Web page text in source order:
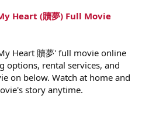
Heart (贖夢) Full Movie
Heart 贖夢' full movie online
options, rental services, and
on below. Watch at home and
story anytime.